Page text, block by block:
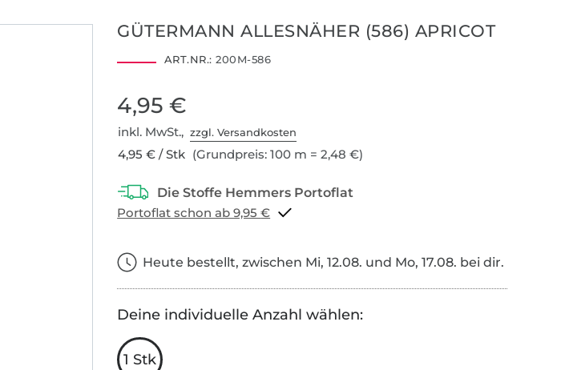
GÜTERMANN ALLESNÄHER (586) APRICOT
ART.NR.: 200M-586
4,95 €
inkl. MwSt.,zzgl. Versandkosten
4,95 € / Stk (Grundpreis: 100 m = 2,48 €)
Portoflat schon ab 9,95 €
Heute bestellt, zwischen Mi, 12.08. und Mo, 17.08. bei dir.
Deine individuelle Anzahl wählen:
1 Stk